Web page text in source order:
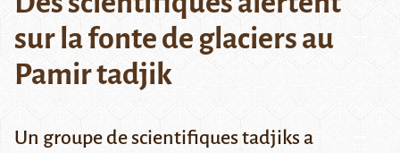
sur la fonte de glaciers au
Pamir tadjik
Un groupe de scientifiques tadjiks a